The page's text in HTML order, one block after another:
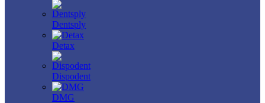
Dentsply
Detax
Dispodent
DMG